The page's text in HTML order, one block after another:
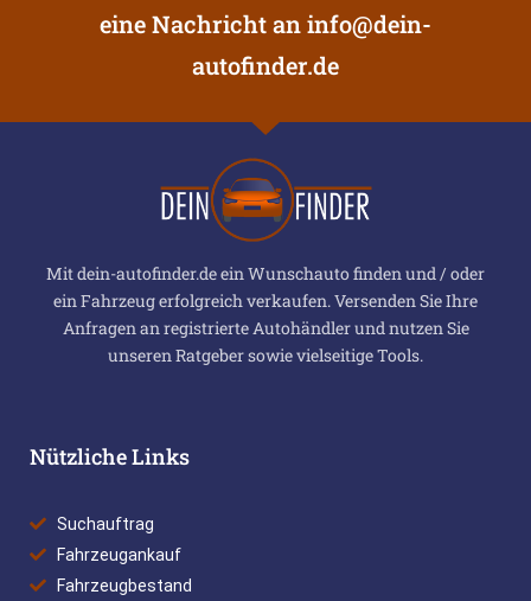
eine Nachricht aninfo@dein-
autofinder.de
Mit dein-autofinder.de ein Wunschauto finden und / oder
ein Fahrzeug erfolgreich verkaufen. Versenden Sie Ihre
Anfragen an registrierte Autohändler und nutzen Sie
unseren Ratgeber sowie vielseitige Tools.
Nützliche Links
Suchauftrag
Fahrzeugankauf
Fahrzeugbestand